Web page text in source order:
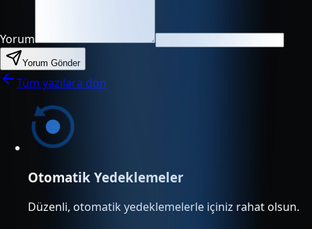
Yorum
Yorum Gönder
Tüm yazılara dön
Otomatik Yedeklemeler
Düzenli, otomatik yedeklemelerle içiniz rahat olsun.